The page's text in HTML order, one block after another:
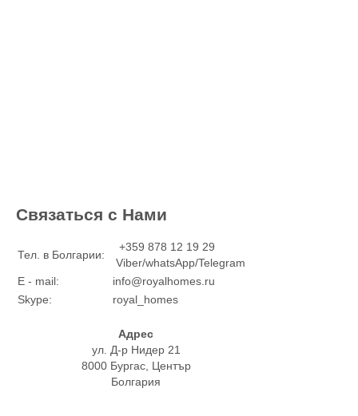
Связаться с Нами
Тел. в Болгарии:
+359 878 12 19 29
Viber/whatsApp/Telegram
E - mail:
info@royalhomes.ru
Skype:
royal_homes
Адрес
ул. Д-р Нидер 21
8000 Бургас, Център
Болгария